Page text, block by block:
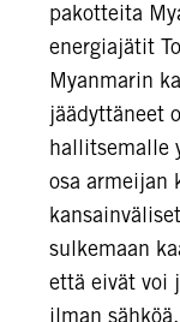
pakotteita
energiajätit
Myanmarin
jäädyttäneet
hallitsemalle
osa armeijan
sulkemaan
että eivät voi
ilman